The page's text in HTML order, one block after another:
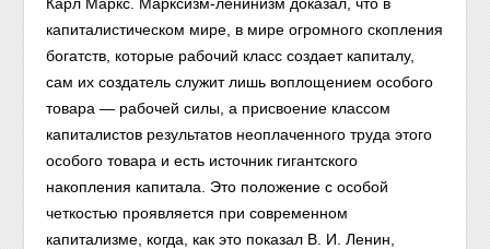
капиталистическом мире, в мире огромного скопления
богатств, которые рабочий класс создает капиталу,
сам их создатель служит лишь воплощением особого
товара — рабочей силы, а присвоение классом
капиталистов результатов неоплаченного труда этого
особого товара и есть источник гигантского
накопления капитала. Это положение с особой
четкостью проявляется при современном
капитализме, когда, как это показал В. И. Ленин,